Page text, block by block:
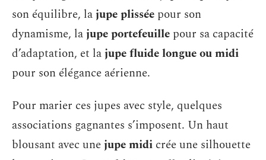
son équilibre, lajupe plissée pour son
dynamisme, lajupe portefeuille pour sa capacité
d’adaptation, et lajupe fluide longue ou midi
pour son élégance aérienne.
Pour marier ces jupes avec style, quelques
associations gagnantes s’imposent. Un haut
blousant avec unejupe midi crée une silhouette